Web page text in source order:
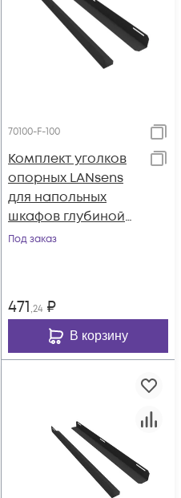
70100-F-100
Комплект уголков
опорных LANsens
для напольных
шкафов глубиной
1000 мм (70100-F-
Под заказ
471,24 ₽
В корзину